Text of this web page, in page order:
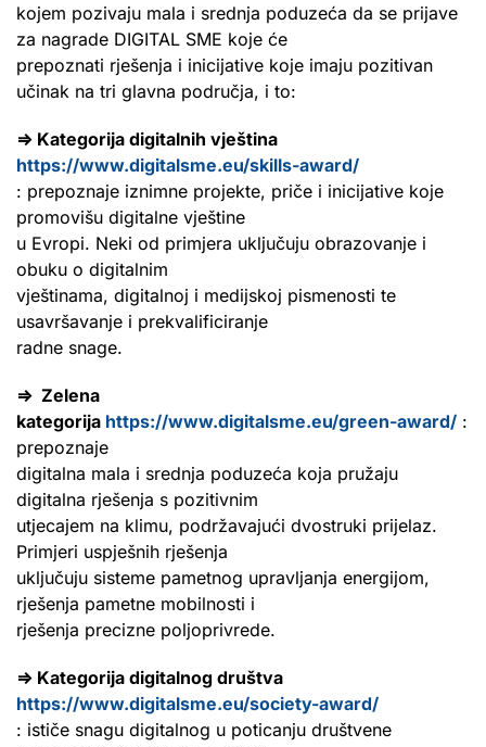
kojem pozivaju mala i srednja poduzeća da se prijave
za nagrade DIGITAL SME koje će
prepoznati rješenja i inicijative koje imaju pozitivan
učinak na tri glavna područja, i to:
⇒ Kategorija digitalnih vještina
https://www.digitalsme.eu/skills-award/
: prepoznaje iznimne projekte, priče i inicijative koje
promovišu digitalne vještine
u Evropi. Neki od primjera uključuju obrazovanje i
obuku o digitalnim
vještinama, digitalnoj i medijskoj pismenosti te
usavršavanje i prekvalificiranje
radne snage.
⇒ Zelena
kategorija https://www.digitalsme.eu/green-award/ :
prepoznaje
digitalna mala i srednja poduzeća koja pružaju
digitalna rješenja s pozitivnim
utjecajem na klimu, podržavajući dvostruki prijelaz.
Primjeri uspješnih rješenja
uključuju sisteme pametnog upravljanja energijom,
rješenja pametne mobilnosti i
rješenja precizne poljoprivrede.
⇒ Kategorija digitalnog društva
https://www.digitalsme.eu/society-award/
: ističe snagu digitalnog u poticanju društvene